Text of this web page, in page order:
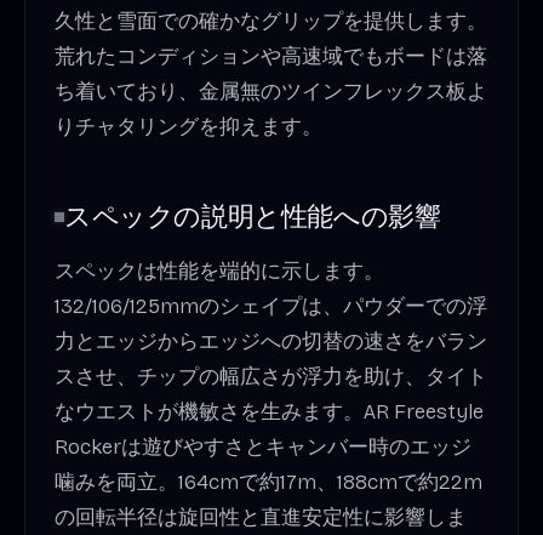
久性と雪面での確かなグリップを提供します。
荒れたコンディションや高速域でもボードは落
ち着いており、金属無のツインフレックス板よ
りチャタリングを抑えます。
スペックの説明と性能への影響
スペックは性能を端的に示します。
132/106/125mmのシェイプは、パウダーでの浮
力とエッジからエッジへの切替の速さをバラン
スさせ、チップの幅広さが浮力を助け、タイト
なウエストが機敏さを生みます。AR Freestyle
Rockerは遊びやすさとキャンバー時のエッジ
噛みを両立。164cmで約17m、188cmで約22m
の回転半径は旋回性と直進安定性に影響しま